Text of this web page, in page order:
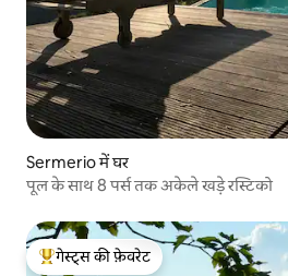
Sermerio में घर
पूल के साथ 8 पर्स तक अकेले खड़े रस्टिको
गेस्ट्स का टॉप फ़ेवरेट
गेस्ट्स की फ़ेवरेट